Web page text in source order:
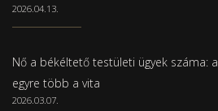
2026.04.13.
Nő a békéltető testületi ügyek száma:
egyre több a vita
2026.03.07.